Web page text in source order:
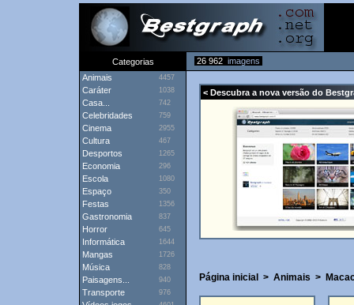
Categorias 26 962 imagens
Animais
4457
Caráter 1038
Casa... 742
Celebridades 759
Cinema 2955
Cultura 467
Desportos 1265
Economia 296
Escola 1080
Espaço 350
Festas 1356
Gastronomia 837
Horror 645
Informática 1644
Mangas 1726
Música 828
Paisagens... 940
Transporte 976
< Descubra a nova versão do
Página inicial > Animais >